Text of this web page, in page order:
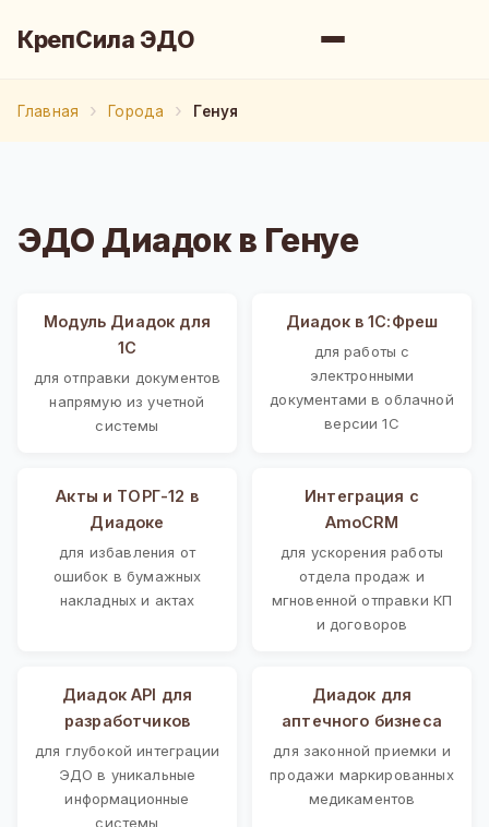
КрепСила ЭДО
Главная Города Генуя
ЭДО Диадок в Генуе
Модуль Диадок для
1С
для отправки документов
напрямую из учетной
системы
Диадок в 1С:Фреш
для работы с
электронными
документами в облачной
версии 1С
Акты и ТОРГ-12 в
Диадоке
для избавления от
ошибок в бумажных
накладных и актах
Интеграция с
AmoCRM
для ускорения работы
отдела продаж и
мгновенной отправки КП
и договоров
Диадок API для
разработчиков
для глубокой интеграции
ЭДО в уникальные
информационные
системы
Диадок для
аптечного бизнеса
для законной приемки и
продажи маркированных
медикаментов